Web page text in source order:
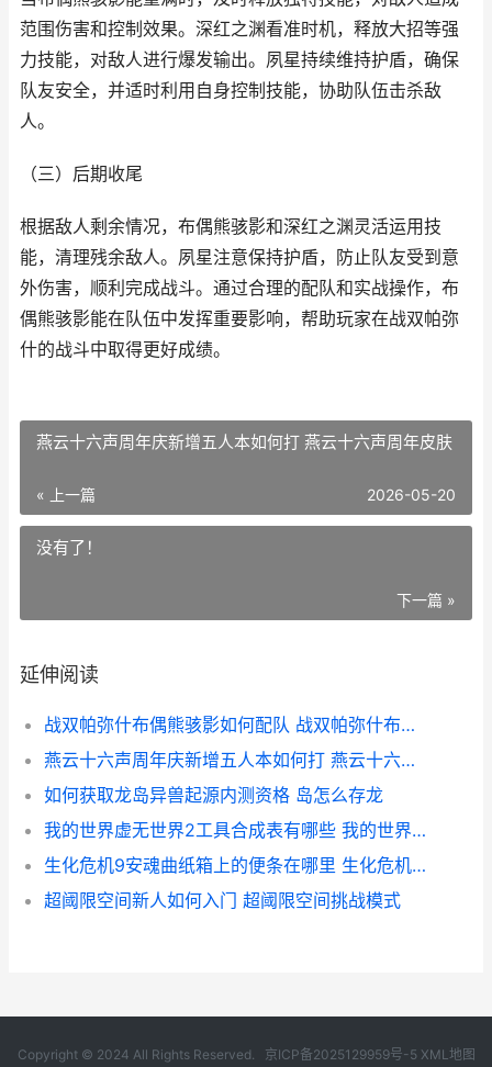
范围伤害和控制效果。深红之渊看准时机，释放大招等强
力技能，对敌人进行爆发输出。夙星持续维持护盾，确保
队友安全，并适时利用自身控制技能，协助队伍击杀敌
人。
（三）后期收尾
根据敌人剩余情况，布偶熊骇影和深红之渊灵活运用技
能，清理残余敌人。夙星注意保持护盾，防止队友受到意
外伤害，顺利完成战斗。通过合理的配队和实战操作，布
偶熊骇影能在队伍中发挥重要影响，帮助玩家在战双帕弥
什的战斗中取得更好成绩。
燕云十六声周年庆新增五人本如何打 燕云十六声周年皮肤
« 上一篇 2026-05-20
没有了！
下一篇 »
延伸阅读
战双帕弥什布偶熊骇影如何配队 战双帕弥什布偶熊骇影什么时候上
燕云十六声周年庆新增五人本如何打 燕云十六声周年皮肤
如何获取龙岛异兽起源内测资格 岛怎么存龙
我的世界虚无世界2工具合成表有哪些 我的世界虚无世界玩具世界boss怎么召唤
生化危机9安魂曲纸箱上的便条在哪里 生化危机9安魂曲mod
超阈限空间新人如何入门 超阈限空间挑战模式
Copyright © 2024 All Rights Reserved. 京ICP备2025129959号-5 XML地图